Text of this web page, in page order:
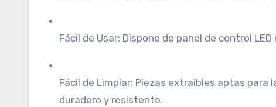
Fácil de Usar: Dispone de panel de control
Fácil de Limpiar: Piezas extraibles aptas para
duradero y resistente.